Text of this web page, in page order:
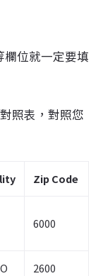
位就一定要填
照表，對照您
Zip Code
6000
2600